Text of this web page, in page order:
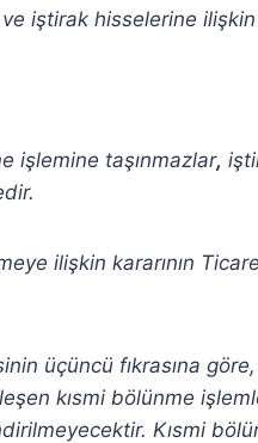
iştirak hisselerine
işlemine taşınmazlar,
ilişkin kararının
üçüncü fıkrasına
kısmi bölünme
Kısmi